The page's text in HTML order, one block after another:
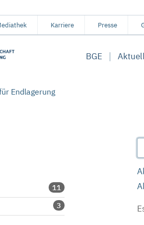
Karriere Presse
BGE
Endlagerung
11
3